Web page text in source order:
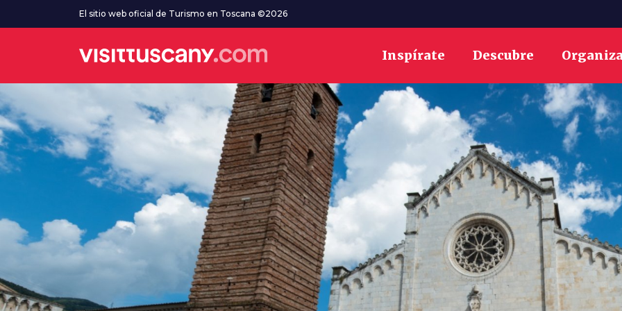
Ve al contenido principalEl sitio web oficial de Turismo en Toscana ©2026
Inspírate Descubre Organiza